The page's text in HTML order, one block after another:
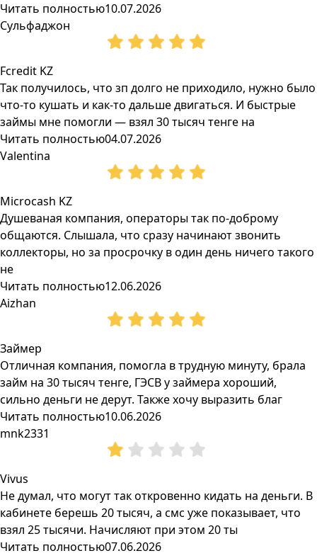
Читать полностью10.07.2026
Сульфаджон
Fcredit KZ
Так получилось, что зп долго не приходило, нужно было
что-то кушать и как-то дальше двигаться. И быстрые
займы мне помогли — взял 30 тысяч тенге на
Читать полностью04.07.2026
Valentina
Microcash KZ
Душеваная компания, операторы так по-доброму
общаются. Слышала, что сразу начинают звонить
коллекторы, но за просрочку в один день ничего такого
не
Читать полностью12.06.2026
Aizhan
Займер
Отличная компания, помогла в трудную минуту, брала
займ на 30 тысяч тенге, ГЭСВ у займера хороший,
сильно деньги не дерут. Также хочу выразить благ
Читать полностью10.06.2026
mnk2331
Vivus
Не думал, что могут так откровенно кидать на деньги. В
кабинете берешь 20 тысяч, а смс уже показывает, что
взял 25 тысячи. Начисляют при этом 20 ты
Читать полностью07.06.2026